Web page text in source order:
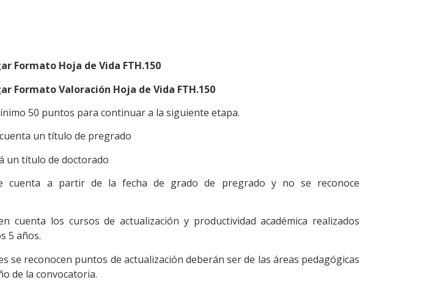
Formato Hoja de Vida FTH.150
Formato Valoración Hoja de Vida FTH.150
50 puntos para continuar a la siguiente etapa.
un título de pregrado
un título de doctorado
cuenta a partir de la fecha de grado de pregrado y no se reconoce
cuenta los cursos de actualización y productividad académica realizados
5 años.
se reconocen puntos de actualización deberán ser de las áreas pedagógicas
de la convocatoria.